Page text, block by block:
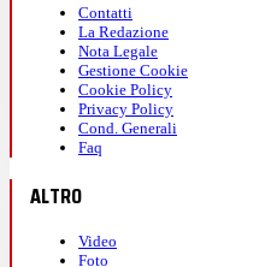
Contatti
La Redazione
Nota Legale
Gestione Cookie
Cookie Policy
Privacy Policy
Cond. Generali
Faq
ALTRO
Video
Foto